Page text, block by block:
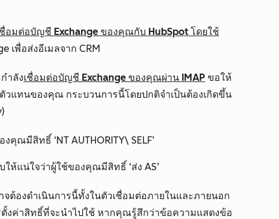
ชื่อมต่อบัญชี Exchange ของคุณกับ HubSpot โดยใช้
เพื่อส่งอีเมลจาก CRM
ำลังเชื่อมต่อบัญชี Exchange ของคุณผ่าน IMAP ขอให้
แทนของคุณ กระบวนการนี้โดยปกติจำเป็นต้องเกิดขึ้น
ณมีสิทธิ์ ‘NT AUTHORITY\ SELF’
ให้แน่ใจว่าผู้ใช้ของคุณมีสิทธิ์ ‘ส่ง AS’
ต้องดำเนินการนี้ทั้งในตัวเชื่อมต่อภายในและภายนอก
งค่าสิทธิ์ที่จะนำไปใช้ หากคุณรู้สึกว่าข้อความแสดงข้อ